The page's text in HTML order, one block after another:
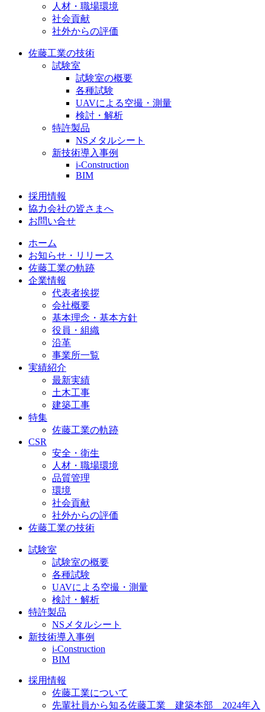
人材・職場環境
社会貢献
社外からの評価
佐藤工業の技術
試験室
試験室の概要
各種試験
UAVによる空撮・測量
検討・解析
特許製品
NSメタルシート
新技術導入事例
i-Construction
BIM
採用情報
協力会社の皆さまへ
お問い合せ
ホーム
お知らせ・リリース
佐藤工業の軌跡
企業情報
代表者挨拶
会社概要
基本理念・基本方針
役員・組織
沿革
事業所一覧
実績紹介
最新実績
土木工事
建築工事
特集
佐藤工業の軌跡
CSR
安全・衛生
人材・職場環境
品質管理
環境
社会貢献
社外からの評価
佐藤工業の技術
試験室
試験室の概要
各種試験
UAVによる空撮・測量
検討・解析
特許製品
NSメタルシート
新技術導入事例
i-Construction
BIM
採用情報
佐藤工業について
先輩社員から知る佐藤工業 建築本部 2024年入